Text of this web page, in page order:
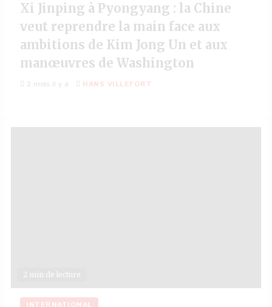
Xi Jinping à Pyongyang : la Chine
veut reprendre la main face aux
ambitions de Kim Jong Un et aux
manœuvres de Washington
2 mois il y a HANS VILLEFORT
2 min de lecture